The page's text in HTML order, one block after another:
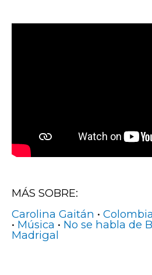
MÁS SOBRE:
Carolina Gaitán •
• Música • No se habla de
Madrigal